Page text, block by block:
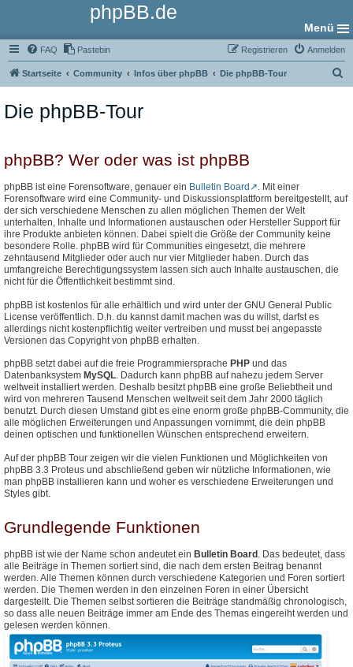
phpBB.de
Menü
FAQ Pastebin Anmelden
Registrieren
Startseite Community Infos über phpBB Die phpBB-Tour
Die phpBB-Tour
phpBB? Wer oder was ist phpBB
phpBB ist eine Forensoftware, genauer ein Bulletin Board
. Mit einer
Forensoftware wird eine Community- und Diskussionsplattform bereitgestellt, auf
der sich verschiedene Menschen zu allen möglichen Themen der Welt
unterhalten, Inhalte und Informationen austauschen oder Hersteller Support für
ihre Produkte anbieten können. Dabei spielt die Größe der Community keine
besondere Rolle. phpBB wird für Communities eingesetzt, die mehrere
zehntausend Mitglieder oder auch nur vier Mitglieder haben. Durch das
umfangreiche Berechtigungssystem lassen sich auch Inhalte austauschen, die
nicht für die Öffentlichkeit bestimmt sind.
phpBB ist kostenlos für alle erhältlich und wird unter der GNU General Public
License veröffentlich. D.h. du kannst damit machen was du willst, darfst es
allerdings nicht kostenpflichtig weiter vertreiben und musst bei angepasste
Versionen das Copyright von phpBB erhalten.
phpBB setzt dabei auf die freie Programmiersprache PHP und das
Datenbanksystem MySQL. Dadurch kann phpBB auf nahezu jedem Server
weltweit installiert werden. Deshalb besitzt phpBB eine große Beliebtheit und
wird von mehreren Tausend Menschen weltweit seit dem Jahr 2000 täglich
benutzt. Durch diesen Umstand gibt es eine enorm große phpBB-Community, die
alle möglichen Erweiterungen und Anpassungen vornimmt, die dein phpBB
deinen optischen und funktionellen Wünschen entsprechend erweitern.
Auf der phpBB Tour zeigen wir die vielen Funktionen und Möglichkeiten von
phpBB 3.3 Proteus und abschließend geben wir nützliche Informationen, wie
man phpBB installieren kann und woher es verschiedene Erweiterungen und
Styles gibt.
Grundlegende Funktionen
phpBB ist wie der Name schon andeutet ein Bulletin Board . Das bedeutet, dass
alle Beiträge in Themen sortiert sind, die nach dem ersten Beitrag benannt
werden. Alle Themen können durch verschiedene Kategorien und Foren sortiert
werden. Die Themen werden in den einzelnen Foren in einer Übersicht
dargestellt. Die Themen selbst sortieren die Beiträge standmäßig chronologisch,
so dass alle neuen Beiträge immer am Ende des Themas eingereiht werden und
gelesen werden können.